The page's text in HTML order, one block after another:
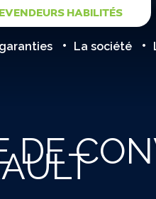
HABILITÉS
La société
DE